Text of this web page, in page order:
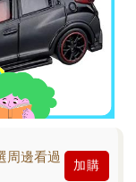
周邊看過
加購